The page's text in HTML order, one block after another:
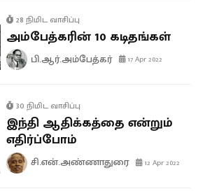
28 நிமிட வாசிப்பு
அம்பேத்கரின் 10 கடிதங்கள்
பி.ஆர்.அம்பேத்கர் 17 Apr 2022
30 நிமிட வாசிப்பு
இந்தி ஆதிக்கத்தை என்றும்
எதிர்ப்போம்
சி.என்.அண்ணாதுரை 12 Apr 2022